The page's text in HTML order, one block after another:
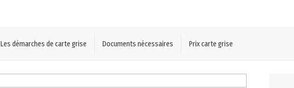
Les démarches de carte grise Documents nécessaires Prix carte grise